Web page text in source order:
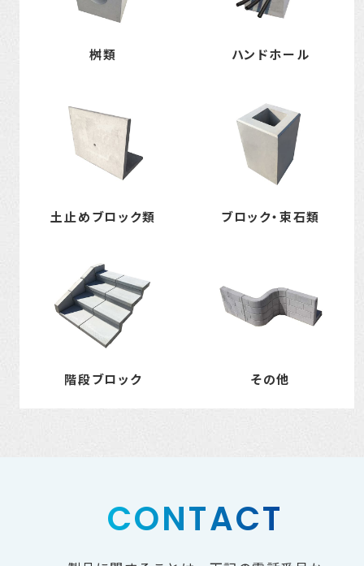
桝類 ハンドホール
土止めブロック類 ブロック・束石類
階段ブロック その他
CONTACT